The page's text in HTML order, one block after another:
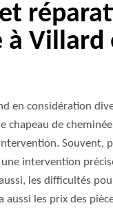
Villard
en considération
chapeau de
Souvent,
intervention
les difficultés
aussi les prix des